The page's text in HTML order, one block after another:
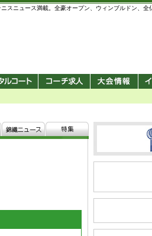
ニュース満載。全豪オープン、ウィンブルドン、全